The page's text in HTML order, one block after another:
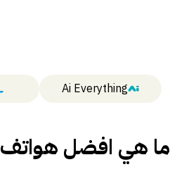
Ai Everything
ما هي افضل هواتف LG المتاحة اليوم في السوق؟